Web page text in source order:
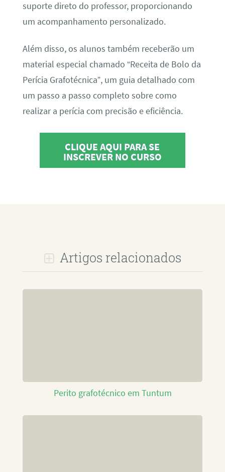
suporte direto do professor, proporcionando
um acompanhamento personalizado.
Além disso, os alunos também receberão um
material especial chamado “Receita de Bolo da
Perícia Grafotécnica”, um guia detalhado com
um passo a passo completo sobre como
realizar a perícia com precisão e eficiência.
CLIQUE AQUI PARA SE
INSCREVER NO CURSO
Artigos relacionados
Perito grafotécnico em Tuntum